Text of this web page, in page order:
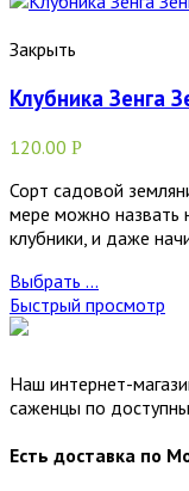
Закрыть
Клубника Зенга
120.00 Р
Сорт садовой
мере можно назвать
клубники, и даже
Выбрать ...
Быстрый просмотр
Наш интернет-
саженцы по
Есть доставка по